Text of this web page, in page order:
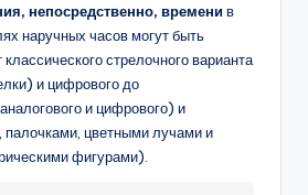
непосредственно, временив
наручных часов могут быть
стрелочного варианта
и цифрового до
и цифрового) и
палочками, цветными лучами и
фигурами).